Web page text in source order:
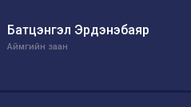
Батцэнгэл Эрдэнэбаяр
Аймгийн заан